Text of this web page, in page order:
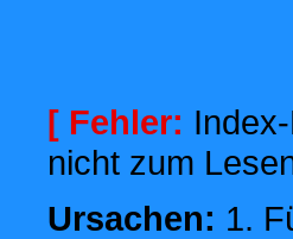
[ Fehler:
nicht zum
Ursachen: 1.